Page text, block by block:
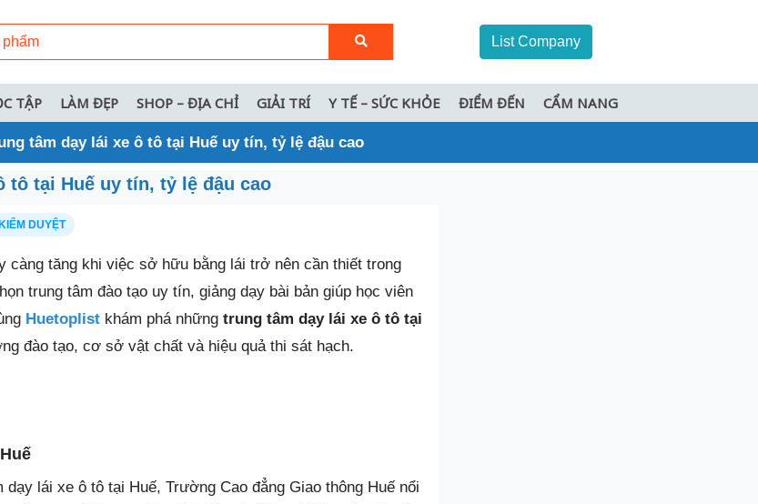
List Company
TẬP LÀM ĐẸP SHOP – ĐỊA CHỈ GIẢI TRÍ Y TẾ – SỨC KHỎE ĐIỂM ĐẾN CẨM NANG
tâm dạy lái xe ô tô tại Huế uy tín, tỷ lệ đậu cao
tô tại Huế uy tín, tỷ lệ đậu cao
DUYỆT
càng tăng khi việc sở hữu bằng lái trở nên cần thiết trong
trung tâm đào tạo uy tín, giảng dạy bài bản giúp học viên
Huetoplist khám phá những trung tâm dạy lái xe ô tô tại
đào tạo, cơ sở vật chất và hiệu quả thi sát hạch.
lái xe ô tô tại Huế, Trường Cao đẳng Giao thông Huế nổi